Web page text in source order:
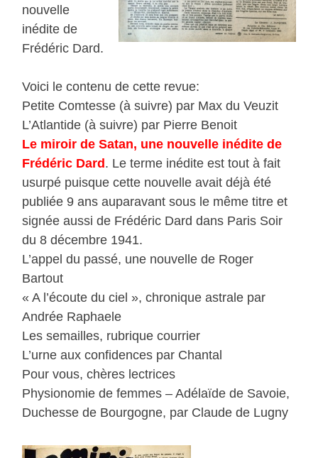
nouvelle
inédite de
Frédéric Dard.
Voici le contenu de cette revue:
Petite Comtesse (à suivre) par Max du Veuzit
L’Atlantide (à suivre) par Pierre Benoit
Le miroir de Satan, une nouvelle inédite de
Frédéric Dard . Le terme inédite est tout à fait
usurpé puisque cette nouvelle avait déjà été
publiée 9 ans auparavant sous le même titre et
signée aussi de Frédéric Dard dans Paris Soir
du 8 décembre 1941.
L’appel du passé, une nouvelle de Roger
Bartout
« A l’écoute du ciel », chronique astrale par
Andrée Raphaele
Les semailles, rubrique courrier
L’urne aux confidences par Chantal
Pour vous, chères lectrices
Physionomie de femmes – Adélaïde de Savoie,
Duchesse de Bourgogne, par Claude de Lugny